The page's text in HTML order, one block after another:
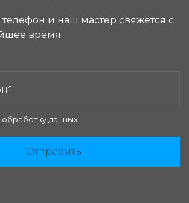
телефон и наш мастер свяжется с
время.
обработку данных
Отправить